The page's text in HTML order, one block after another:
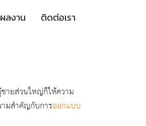
ผลงาน ติดต่อเรา
ายส่วนใหญ่ก็ให้ความ
มสำคัญกับการออกแบบ